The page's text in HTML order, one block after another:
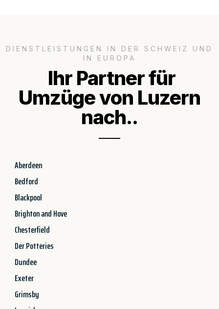
DIENSTLEISTUNGEN IN DER SCHWEIZ UND
IN EUROPA
Ihr Partner für
Umzüge von Luzern
nach..
Aberdeen
Bedford
Blackpool
Brighton and Hove
Chesterfield
Der Potteries
Dundee
Exeter
Grimsby